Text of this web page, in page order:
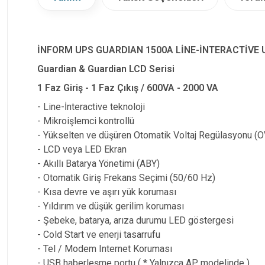
İNFORM UPS GUARDIAN 1500A LİNE-İNTERACTİVE
Guardian & Guardian LCD Serisi
1 Faz Giriş - 1 Faz Çıkış / 600VA - 2000 VA
- Line-İnteractive teknoloji
- Mikroişlemci kontrollü
- Yükselten ve düşüren Otomatik Voltaj Regülasyonu
- LCD veya LED Ekran
- Akıllı Batarya Yönetimi (ABY)
- Otomatik Giriş Frekans Seçimi (50/60 Hz)
- Kısa devre ve aşırı yük koruması
- Yıldırım ve düşük gerilim koruması
- Şebeke, batarya, arıza durumu LED göstergesi
- Cold Start ve enerji tasarrufu
- Tel / Modem Internet Koruması